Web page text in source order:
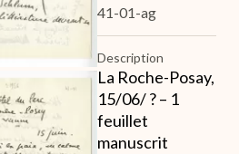
41-01-ag
Description
La Roche-Posay,
15/06/ ? – 1
feuillet
manuscrit